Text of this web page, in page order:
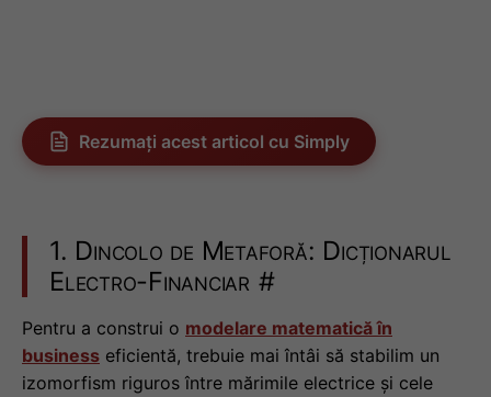
Rezumați acest articol cu Simply
1. Dincolo de Metaforă: Dicționarul
Electro-Financiar #
Pentru a construi o modelare matematică în
business eficientă, trebuie mai întâi să stabilim un
izomorfism riguros între mărimile electrice și cele